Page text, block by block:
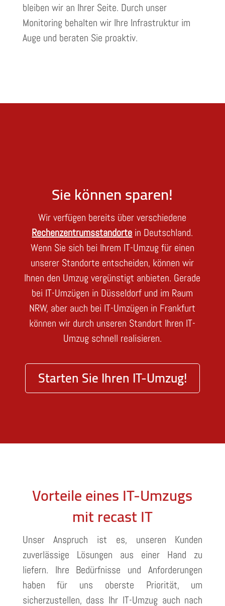
bleiben wir an Ihrer Seite. Durch unser
Monitoring behalten wir Ihre Infrastruktur im
Auge und beraten Sie proaktiv.
Sie können sparen!
Wir verfügen bereits über verschiedene
Rechenzentrumsstandorte in Deutschland.
Wenn Sie sich bei Ihrem IT-Umzug für einen
unserer Standorte entscheiden, können wir
Ihnen den Umzug vergünstigt anbieten. Gerade
bei IT-Umzügen in Düsseldorf und im Raum
NRW, aber auch bei IT-Umzügen in Frankfurt
können wir durch unseren Standort Ihren IT-
Umzug schnell realisieren.
Starten Sie Ihren IT-Umzug!
Vorteile eines IT-Umzugs
mit recast IT
Unser Anspruch ist es, unseren Kunden
zuverlässige Lösungen aus einer Hand zu
liefern. Ihre Bedürfnisse und Anforderungen
haben für uns oberste Priorität, um
sicherzustellen, dass Ihr IT-Umzug auch nach